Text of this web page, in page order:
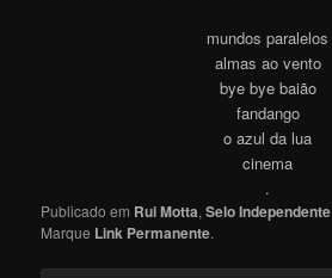
mundos paralelos
almas ao vento
bye bye baião
fandango
o azul da lua
cinema
.
Publicado em Rui Motta,Selo Independente
Marque Link Permanente.